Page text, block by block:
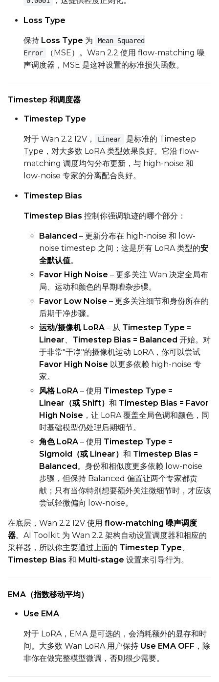
Loss Type
保持 Loss Type 为
Mean Squared
Error
（MSE）。Wan 2.2 使用 flow-matching 噪
声调度器，MSE 是这种设置的标准损失函数。
Timestep 和调度器
Timestep Type
对于 Wan 2.2 I2V， Linear
是标准的 Timestep
Type，对大多数 LoRA 类型效果良好。它沿 flow-
matching 调度均匀分布更新，与 high-noise 和
low-noise 专家的分离配合良好。
Timestep Bias
Timestep Bias 控制你强调轨迹的哪个部分：
Balanced – 更新分布在 high-noise 和 low-
noise timestep 之间；这是所有 LoRA 类型的安
全默认值。
Favor High Noise – 更多关注 Wan 决定全局布
局、运动和颜色的早期嘈杂步骤。
Favor Low Noise – 更多关注细节和身份所在的
后期干净步骤。
运动/摄像机 LoRA – 从 Timestep Type =
Linear、 Timestep Bias = Balanced 开始。对
于非常"干净"的摄像机运动 LoRA，你可以尝试
Favor High Noise 以更多依赖 high-noise 专
家。
风格 LoRA – 使用 Timestep Type =
Linear（或 Shift） 和 Timestep Bias = Favor
High Noise ，让 LoRA 覆盖全局色调和颜色，同
时基础模型仍处理后期细节。
角色 LoRA – 使用 Timestep Type =
Sigmoid（或 Linear） 和 Timestep Bias =
Balanced。身份和相似度更多依赖 low-noise
步骤，但保持 Balanced 偏置让两个专家都贡
献；只有当你特别想要额外关注微细节时，才应该
尝试轻微偏向 low-noise。
在底层，Wan 2.2 I2V 使用 flow-matching 噪声调度
器。AI Toolkit 为 Wan 2.2 架构自动设置调度器和相应的
采样器，所以你主要通过上面的 Timestep Type、
Timestep Bias 和 Multi-stage 设置来引导行为。
EMA（指数移动平均）
Use EMA
对于 LoRA，EMA 是可选的，会消耗额外的显存和时
间。大多数 Wan LoRA 用户保持 Use EMA OFF ，除
非你在做完整模型微调，否则很少需要。